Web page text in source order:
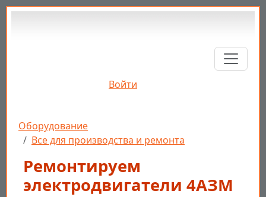
Перейти к основному содержанию
Войти
Строка навигации
Оборудование
Все для производства и ремонта
Ремонтируем
электродвигатели 4АЗМ